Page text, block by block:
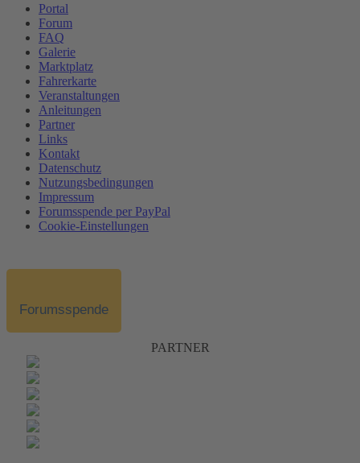
Portal
Forum
FAQ
Galerie
Marktplatz
Fahrerkarte
Veranstaltungen
Anleitungen
Partner
Links
Kontakt
Datenschutz
Nutzungsbedingungen
Impressum
Forumsspende per PayPal
Cookie-Einstellungen
Forumsspende
PARTNER